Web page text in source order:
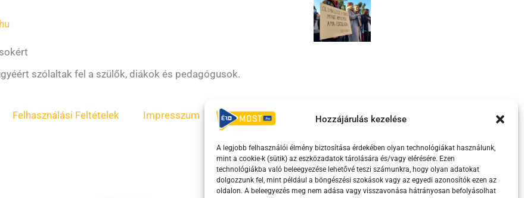
Hozzájárulás kezelése
A legjobb felhasználói élmény biztosítása érdekében olyan technológiákat használunk,
mint a cookie-k (sütik) az eszközadatok tárolására és/vagy elérésére. Ezen
technológiákba való beleegyezése lehetővé teszi számunkra, hogy olyan adatokat
dolgozzunk fel, mint például a böngészési szokások vagy az egyedi azonosítók ezen az
oldalon. A beleegyezés meg nem adása vagy visszavonása hátrányosan befolyásolhat
szólaltak fel a szülők, diákok és pedagógusok.
Felhasználási Feltételek Impresszum ÁSZF Irányelvek Moderálási szabályzat